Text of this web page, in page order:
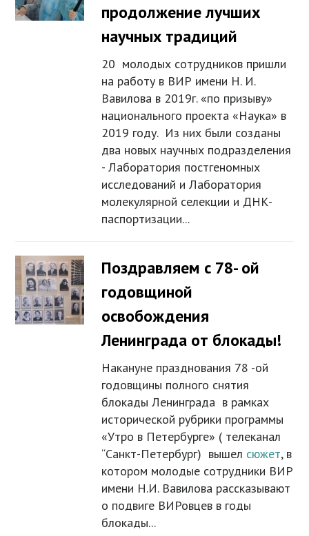
продолжение лучших
научных традиций
20 молодых сотрудников пришли
на работу в ВИР имени Н. И.
Вавилова в 2019г. «по призыву»
национального проекта «Наука» в
2019 году. Из них были созданы
два новых научных подразделения
- Лаборатория постгеномных
исследований и Лаборатория
молекулярной селекции и ДНК-
паспортизации...
Поздравляем с 78- ой
годовщиной
освобождения
Ленинграда от блокады!
Накануне празднования 78 -ой
годовщины полного снятия
блокады Ленинграда в рамках
исторической рубрики программы
«Утро в Петербурге» ( телеканал
“Санкт-Петербург) вышел сюжет, в
котором молодые сотрудники ВИР
имени Н.И. Вавилова рассказывают
о подвиге ВИРовцев в годы
блокады...